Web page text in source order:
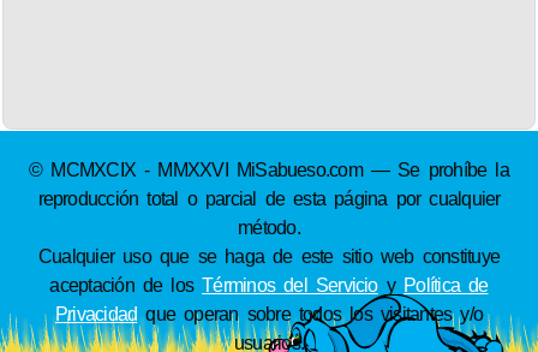
© MCMXCIX - MMXXVI MiSabueso.com — Se prohíbe la
reproducción total o parcial de esta página por cualquier
método.
Cualquier uso que se haga de este sitio web constituye
aceptación de losTérminos del Servicioy Política de
Privacidad que operan sobre todos los visitantes y/o
usuarios.